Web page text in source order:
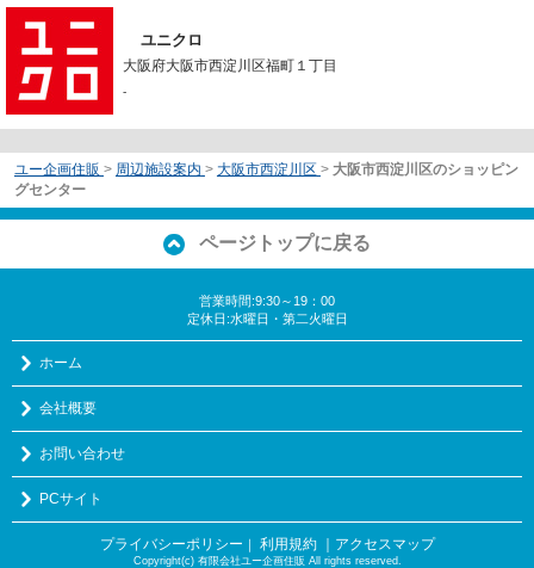
ユニクロ
大阪府大阪市西淀川区福町１丁目
-
ユー企画住販 > 周辺施設案内 > 大阪市西淀川区 > 大阪市西淀川区のショッピン
グセンター
ページトップに戻る
営業時間:9:30～19：00
定休日:水曜日・第二火曜日
ホーム
会社概要
お問い合わせ
PCサイト
プライバシーポリシー ｜ 利用規約 ｜アクセスマップ
Copyright(c) 有限会社ユー企画住販 All rights reserved.